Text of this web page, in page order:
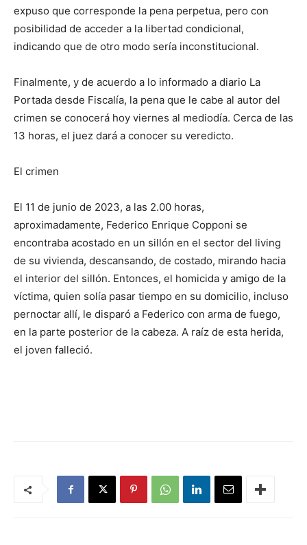
expuso que corresponde la pena perpetua, pero con
posibilidad de acceder a la libertad condicional,
indicando que de otro modo sería inconstitucional.
Finalmente, y de acuerdo a lo informado a diario La
Portada desde Fiscalía, la pena que le cabe al autor del
crimen se conocerá hoy viernes al mediodía. Cerca de las
13 horas, el juez dará a conocer su veredicto.
El crimen
El 11 de junio de 2023, a las 2.00 horas,
aproximadamente, Federico Enrique Copponi se
encontraba acostado en un sillón en el sector del living
de su vivienda, descansando, de costado, mirando hacia
el interior del sillón. Entonces, el homicida y amigo de la
víctima, quien solía pasar tiempo en su domicilio, incluso
pernoctar allí, le disparó a Federico con arma de fuego,
en la parte posterior de la cabeza. A raíz de esta herida,
el joven falleció.